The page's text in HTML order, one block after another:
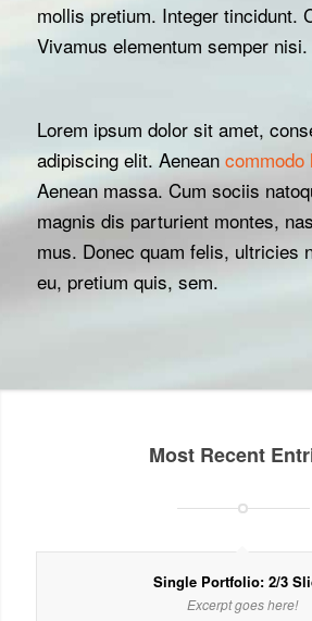
mollis pretium. Integer tincidunt.
Vivamus elementum semper nisi.
Lorem ipsum dolor sit amet,
adipiscing elit. Aenean commodo
Aenean massa. Cum sociis
magnis dis parturient montes,
mus. Donec quam felis, ultricies
eu, pretium quis, sem.
Most Recent
Single Portfolio: 2/3
Excerpt goes here!